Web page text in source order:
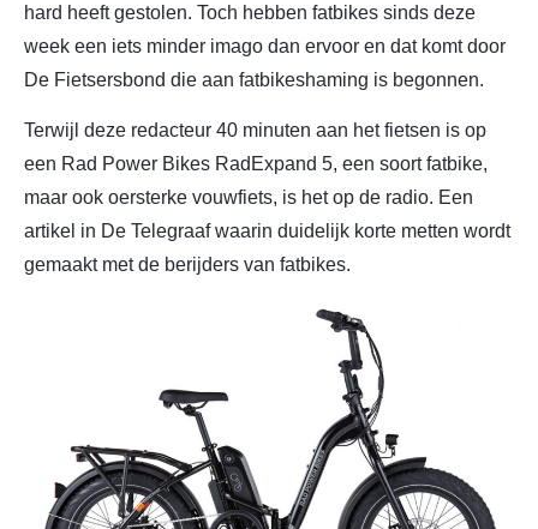
hard heeft gestolen. Toch hebben fatbikes sinds deze
week een iets minder imago dan ervoor en dat komt door
De Fietsersbond die aan fatbikeshaming is begonnen.
Terwijl deze redacteur 40 minuten aan het fietsen is op
een Rad Power Bikes RadExpand 5, een soort fatbike,
maar ook oersterke vouwfiets, is het op de radio. Een
artikel in De Telegraaf waarin duidelijk korte metten wordt
gemaakt met de berijders van fatbikes.